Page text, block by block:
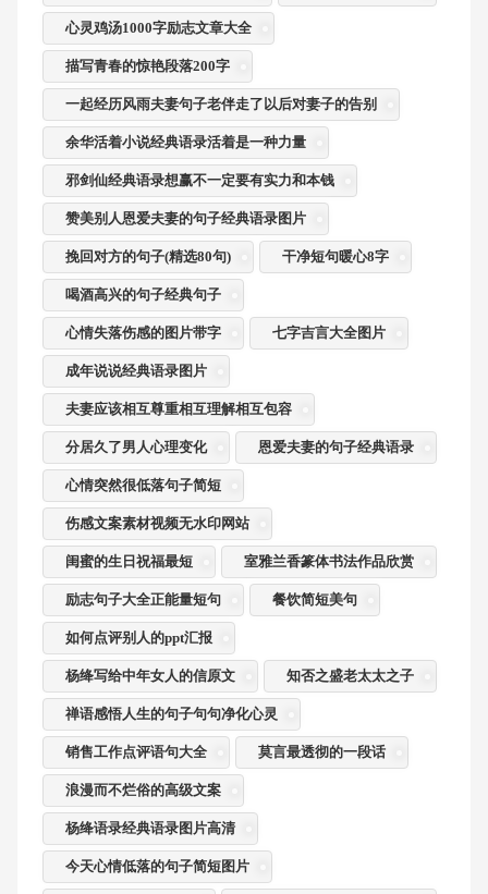
心灵鸡汤1000字励志文章大全
描写青春的惊艳段落200字
一起经历风雨夫妻句子老伴走了以后对妻子的告别
余华活着小说经典语录活着是一种力量
邪剑仙经典语录想赢不一定要有实力和本钱
赞美别人恩爱夫妻的句子经典语录图片
挽回对方的句子(精选80句) 干净短句暖心8字
喝酒高兴的句子经典句子
心情失落伤感的图片带字 七字吉言大全图片
成年说说经典语录图片
夫妻应该相互尊重相互理解相互包容
分居久了男人心理变化 恩爱夫妻的句子经典语录
心情突然很低落句子简短
伤感文案素材视频无水印网站
闺蜜的生日祝福最短 室雅兰香篆体书法作品欣赏
励志句子大全正能量短句 餐饮简短美句
如何点评别人的ppt汇报
杨绛写给中年女人的信原文 知否之盛老太太之子
禅语感悟人生的句子句句净化心灵
销售工作点评语句大全 莫言最透彻的一段话
浪漫而不烂俗的高级文案
杨绛语录经典语录图片高清
今天心情低落的句子简短图片